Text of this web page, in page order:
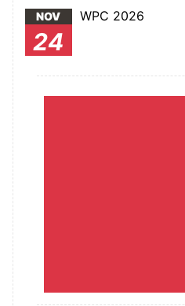
NOV
24
WPC 2026